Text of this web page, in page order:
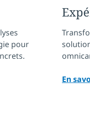
pour
En